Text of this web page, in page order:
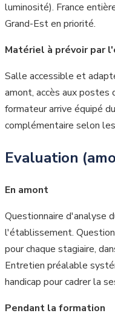
luminosité). France
Grand-Est en priorité.
Matériel à prévoir par
Salle accessible et
amont, accès aux
formateur arrive équipé
complémentaire selon
Evaluation
En amont
Questionnaire d'analyse
l'établissement.
pour chaque stagiaire,
Entretien préalable
handicap pour cadrer la
Pendant la formation